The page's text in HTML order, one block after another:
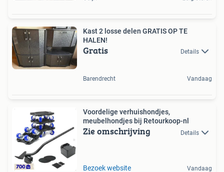
Kast 2 losse delen GRATIS OP TE
HALEN!
Gratis Details
Barendrecht Vandaag
Voordelige verhuishondjes,
meubelhondjes bij Retourkoop-nl
Zie omschrijving Details
Bezoek website Vandaag